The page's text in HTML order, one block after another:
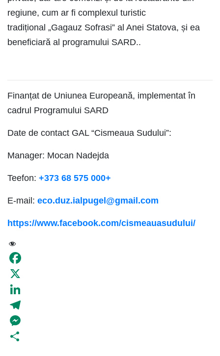
regiune, cum ar fi complexul turistic
tradițional „Gagauz Sofrasi” al Anei Statova, și ea
beneficiară al programului SARD..
Finanțat de Uniunea Europeană, implementat în
cadrul Programului SARD
Date de contact GAL “Cismeaua Sudului”:
Manager: Mocan Nadejda
Teefon: +373 68 575 000+
E-mail: eco.duz.ialpugel@gmail.com
https://www.facebook.com/cismeauasudului/
Facebook
X
LinkedIn
Telegram
Messenger